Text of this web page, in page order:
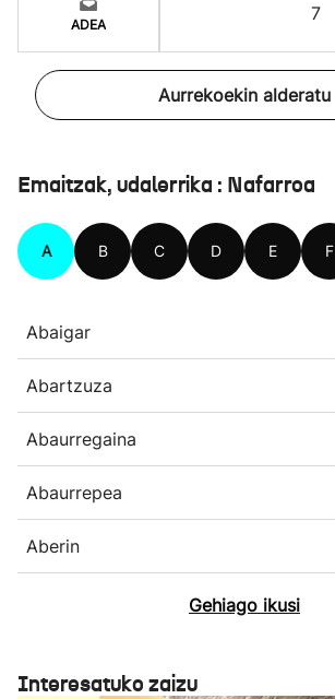
ADEA
7
Aurrekoekin alderatu
Emaitzak, udalerrika : Nafarroa
A B C D E F
Abaigar
Abartzuza
Abaurregaina
Abaurrepea
Aberin
Gehiago ikusi
Interesatuko zaizu